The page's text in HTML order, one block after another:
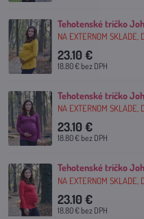
Tehotenské tričko
NA EXTERNOM
23.10 €
18.80 €bez DPH
Tehotenské tričko
NA EXTERNOM
23.10 €
18.80 €bez DPH
Tehotenské tričko
NA EXTERNOM
23.10 €
18.80 €bez DPH